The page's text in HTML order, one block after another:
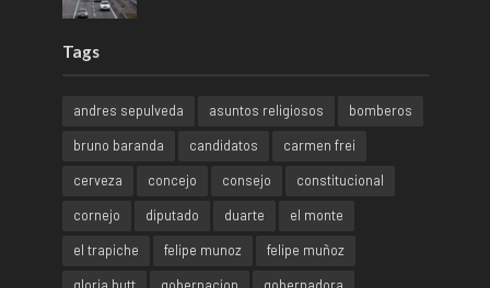
Tags
andres sepulveda asuntos religiosos
bomberos
bruno baranda
candidatos
carmen frei
cerveza
concejo consejo
constitucional
cornejo
diputado duarte
el monte
el trapiche
felipe munoz
felipe muñoz